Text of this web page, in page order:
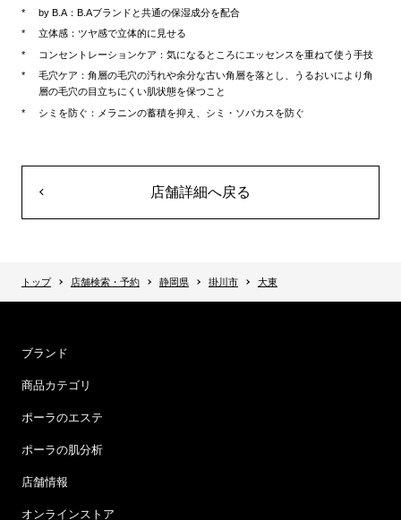
by B.A：B.Aブランドと共通の保湿成分を配合
立体感：ツヤ感で立体的に見せる
コンセントレーションケア：気になるところにエッセンスを重ねて使う手技
毛穴ケア：角層の毛穴の汚れや余分な古い角層を落とし、うるおいにより角
層の毛穴の目立ちにくい肌状態を保つこと
シミを防ぐ：メラニンの蓄積を抑え、シミ・ソバカスを防ぐ
店舗詳細へ戻る
トップ 店舗検索・予約 静岡県 掛川市 大東
ブランド
商品カテゴリ
ポーラのエステ
ポーラの肌分析
店舗情報
オンラインストア